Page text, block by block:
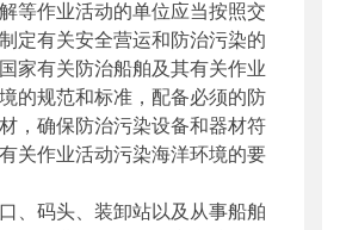
等作业活动的单位应当按照交
定有关安全营运和防治污染的
家有关防治船舶及其有关作业
的规范和标准，配备必须的防
，确保防治污染设备和器材符
关作业活动污染海洋环境的要
码头、装卸站以及从事船舶